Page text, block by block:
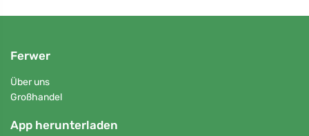
Ferwer
Über uns
Großhandel
App herunterladen